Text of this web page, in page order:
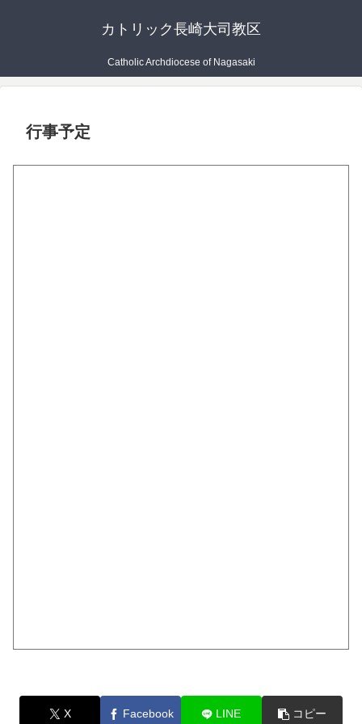
カトリック長崎大司教区
Catholic Archdiocese of Nagasaki
行事予定
X Facebook LINE コピー